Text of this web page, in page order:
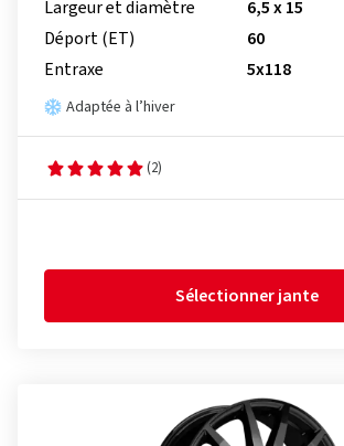
Largeur et diamètre
6,5 x 15
Déport (ET)
60
Entraxe
5x118
Adaptée à l’hiver
(2)
Sélectionner jante